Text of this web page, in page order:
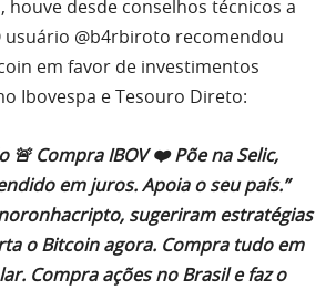
houve desde conselhos técnicos a
usuário @b4rbiroto recomendou
em favor de investimentos
Ibovespa e Tesouro Direto:
🚨 Compra IBOV ❤️ Põe na Selic,
em juros. Apoia o seu país.”
sugeriram estratégias
o Bitcoin agora. Compra tudo em
Compra ações no Brasil e faz o